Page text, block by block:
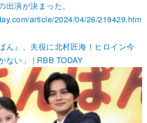
演が決まった。
article/2024/04/26/219429.htm
ん』、夫役に北村匠海！ヒロイン今
ない」 | RBB TODAY